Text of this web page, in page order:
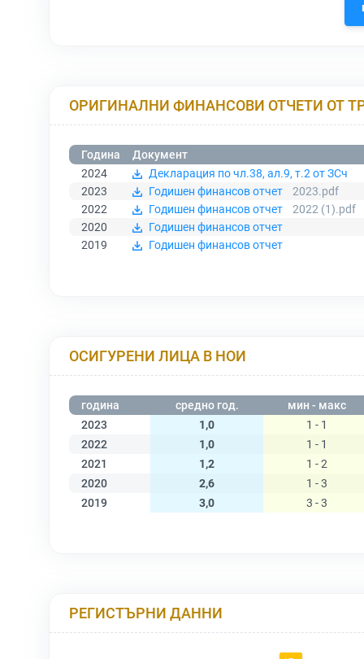
ОРИГИНАЛНИ ФИНАНСОВИ ОТЧЕТИ ОТ
Година
Документ
2024
Декларация по чл.38, ал.9, т.2 от ЗСч
2023
Годишен финансов отчет
2023.pdf
2022
Годишен финансов отчет
2022 (1).pdf
2020
Годишен финансов отчет
2019
Годишен финансов отчет
ОСИГУРЕНИ ЛИЦА В НОИ
година средно год.
мин - макс
2023
1,0
1 - 1
2022
1,0
1 - 1
2021
1,2
1 - 2
2020
2,6
1 - 3
2019
3,0 3 - 3
РЕГИСТЪРНИ ДАННИ